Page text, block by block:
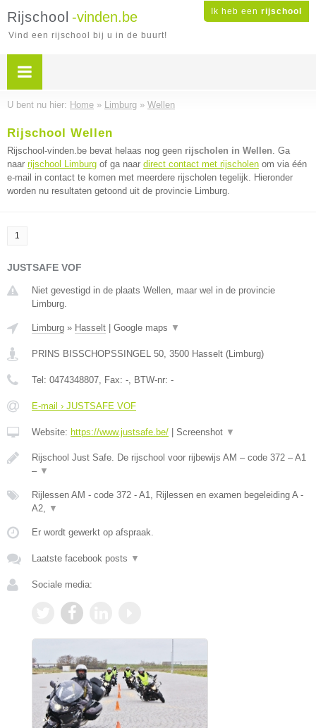
Ik heb een rijschool
Rijschool -vinden.be
Vind een rijschool bij u in de buurt!
U bent nu hier: Home » Limburg » Wellen
Rijschool Wellen
Rijschool-vinden.be bevat helaas nog geen rijscholen in Wellen. Ga
naar rijschool Limburg of ga naar direct contact met rijscholen om via één
e-mail in contact te komen met meerdere rijscholen tegelijk. Hieronder
worden nu resultaten getoond uit de provincie Limburg.
1
JUSTSAFE VOF
Niet gevestigd in de plaats Wellen, maar wel in de provincie
Limburg.
Limburg » Hasselt Google maps ▼
PRINS BISSCHOPSSINGEL 50, 3500 Hasselt (Limburg)
Tel: 0474348807, Fax: -, BTW-nr: -
E-mail › JUSTSAFE VOF
Website: https://www.justsafe.be/ Screenshot ▼
Rijschool Just Safe. De rijschool voor rijbewijs AM – code 372 – A1
– ▼
Rijlessen AM - code 372 - A1, Rijlessen en examen begeleiding A -
A2, ▼
Er wordt gewerkt op afspraak.
Laatste facebook posts ▼
Sociale media: